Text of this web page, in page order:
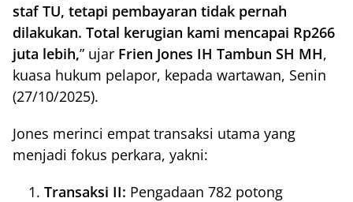
staf TU, tetapi pembayaran tidak pernah
dilakukan. Total kerugian kami mencapai Rp266
juta lebih,” ujar Frien Jones IH Tambun SH MH,
kuasa hukum pelapor, kepada wartawan, Senin
(27/10/2025).
Jones merinci empat transaksi utama yang
menjadi fokus perkara, yakni:
Transaksi II: Pengadaan 782 potong